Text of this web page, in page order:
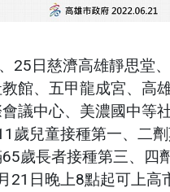
25日慈濟高雄靜思堂
館、五甲龍成宮、高
議中心、美濃國中等
歲兒童接種第一、二
歲長者接種第三、四
21日晚上8點起可上高